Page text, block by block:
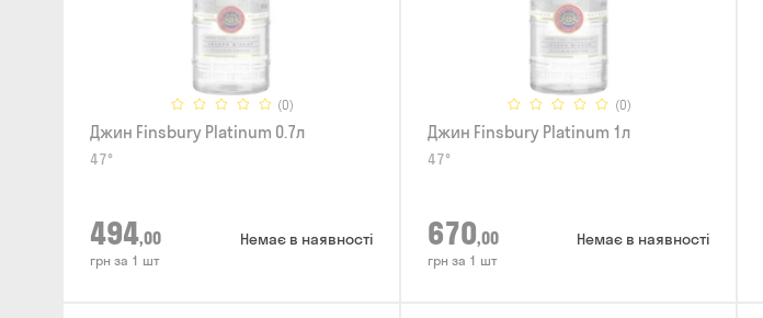
(0)
Джин Finsbury Platinum 0.7л
47°
494,00
грн за 1 шт
Немає в наявності
(0)
Джин Finsbury Platinum 1л
47°
670,00
грн за 1 шт
Немає в наявності